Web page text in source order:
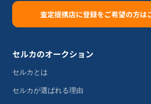
査定提携店に登録をご希望の方は
セルカのオークション
セルカとは
セルカが選ばれる理由